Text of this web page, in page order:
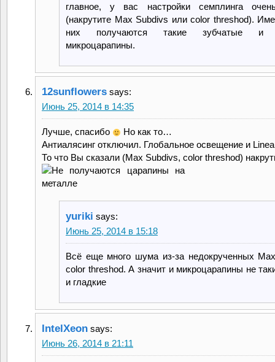
главное, у вас настройки семплинга
(накрутите Max Subdivs или color threshod).
них получаются такие зубчатые и
микроцарапины.
12sunflowers says:
Июнь 25, 2014 в 14:35
Лучше, спасибо
Но как то…
Антиалясинг отключил. Глобальное освещение и
То что Вы сказали (Max Subdivs, color threshod)
yuriki says:
Июнь 25, 2014 в 15:18
Всё еще много шума из-за недокрученных
color threshod. А значит и микроцарапины не
и гладкие
IntelXeon says:
Июнь 26, 2014 в 21:11